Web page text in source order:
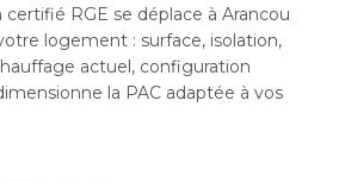
RGE se déplace à Arancou
logement : surface, isolation,
actuel, configuration
la PAC adaptée à vos